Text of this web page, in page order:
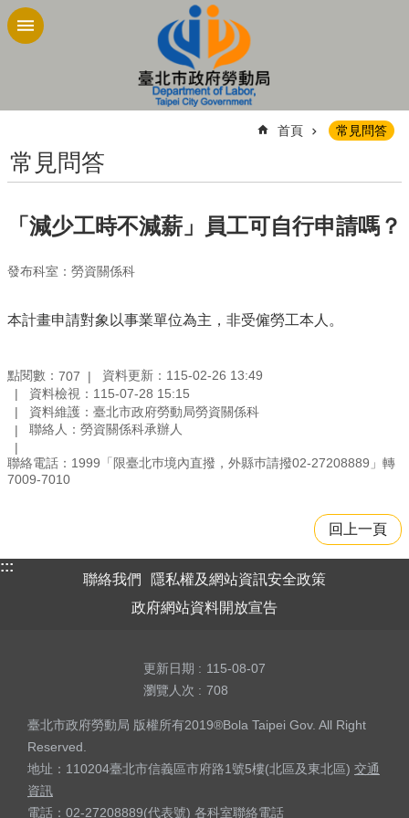
跳到主要內容區塊
首頁 常見問答
常見問答
「減少工時不減薪」員工可自行申請嗎？
發布科室：勞資關係科
本計畫申請對象以事業單位為主，非受僱勞工本人。
點閱數： 707
資料更新：115-02-26 13:49
資料檢視：115-07-28 15:15
資料維護：臺北市政府勞動局勞資關係科
聯絡人：勞資關係科承辦人
聯絡電話：1999「限臺北巿境內直撥，外縣巿請撥02-27208889」轉
7009-7010
回上一頁
:::
聯絡我們
隱私權及網站資訊安全政策
政府網站資料開放宣告
更新日期
115-08-07
瀏覽人次
708
臺北市政府勞動局 版權所有2019®Bola Taipei Gov. All Right
Reserved.
地址：110204臺北市信義區市府路1號5樓(北區及東北區) 交通
資訊
電話：02-27208889(代表號) 各科室聯絡電話